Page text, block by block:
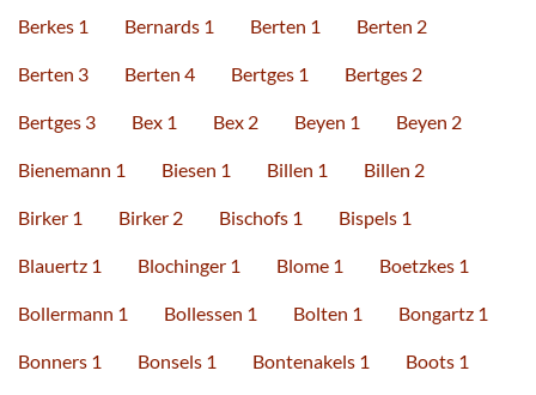
Berkes 1 Bernards 1 Berten 1 Berten 2
Berten 3 Berten 4 Bertges 1 Bertges 2
Bertges 3 Bex 1 Bex 2 Beyen 1 Beyen 2
Bienemann 1 Biesen 1 Billen 1 Billen 2
Birker 1 Birker 2 Bischofs 1 Bispels 1
Blauertz 1 Blochinger 1 Blome 1 Boetzkes 1
Bollermann 1 Bollessen 1 Bolten 1 Bongartz 1
Bonners 1 Bonsels 1 Bontenakels 1 Boots 1